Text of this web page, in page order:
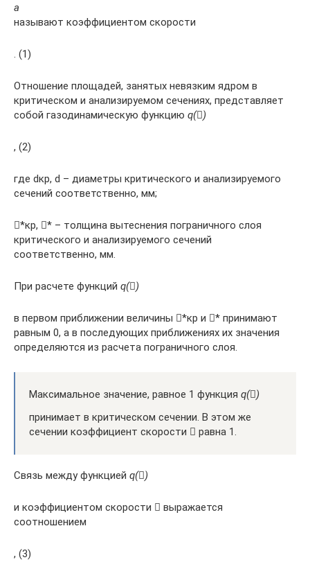
a
называют коэффициентом скорости
. (1)
Отношение площадей, занятых невязким ядром в
критическом и анализируемом сечениях, представляет
собой газодинамическую функцию q()
, (2)
где dкр, d – диаметры критического и анализируемого
сечений соответственно, мм;
*кр, * – толщина вытеснения пограничного слоя
критического и анализируемого сечений
соответственно, мм.
При расчете функций q()
в первом приближении величины *кр и * принимают
равным 0, а в последующих приближениях их значения
определяются из расчета пограничного слоя.
Максимальное значение, равное 1 функция q()
принимает в критическом сечении. В этом же
сечении коэффициент скорости  равна 1.
Связь между функцией q()
и коэффициентом скорости  выражается
соотношением
, (3)